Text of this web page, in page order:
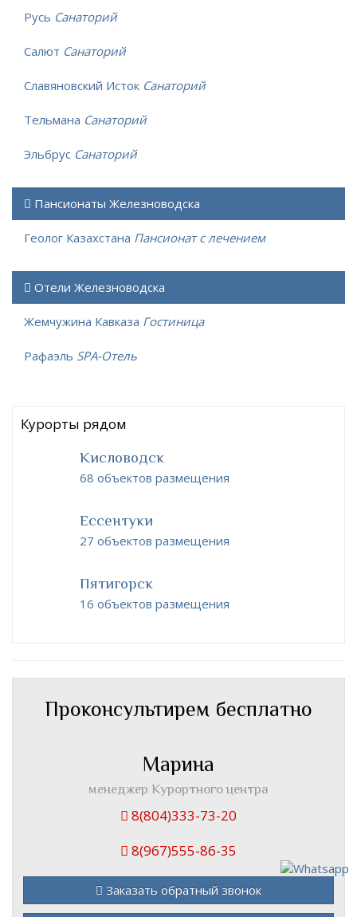
Русь Санаторий
Салют Санаторий
Славяновский Исток Санаторий
Тельмана Санаторий
Эльбрус Санаторий
Пансионаты Железноводска
Геолог Казахстана Пансионат с лечением
Отели Железноводска
Жемчужина Кавказа Гостиница
Рафаэль SPA-Отель
Курорты рядом
Кисловодск
68 объектов размещения
Ессентуки
27 объектов размещения
Пятигорск
16 объектов размещения
Проконсультирем бесплатно
Марина
менеджер Курортного центра
8(804)333-73-20
8(967)555-86-35
Заказать обратный звонок